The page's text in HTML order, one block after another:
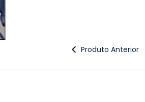
Produto Anterior